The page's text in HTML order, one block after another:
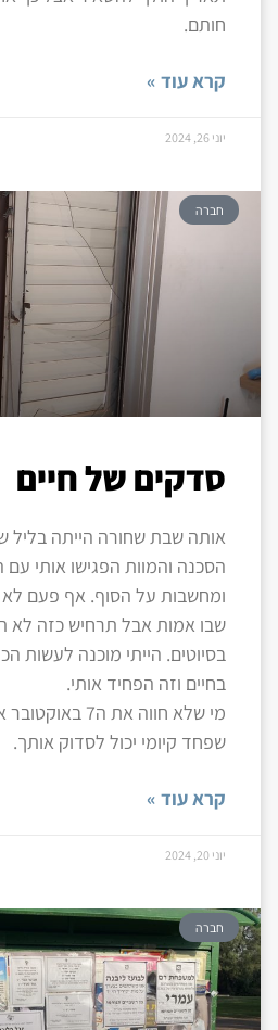
חותם.
קרא עוד »
יוני 26, 2024
חברה
סדקים של חיים
אותה שבת שחורה הייתה בליל
הסכנה והמוות הפגישו אותי עם
ומחשבות על הסוף. אף פעם לא
שבו אמות אבל תרחיש כזה לא
בסיוטים. הייתי מוכנה לעשות
בחיים וזה הפחיד אותי.
מי שלא חווה את
שפחד קיומי יכול לסדוק אותך.
קרא עוד »
יוני 20, 2024
חברה